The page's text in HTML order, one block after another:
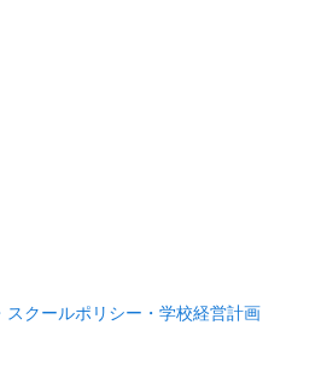
スクールポリシー・学校経営計画